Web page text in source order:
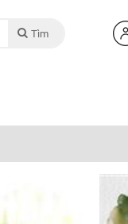
Tìm